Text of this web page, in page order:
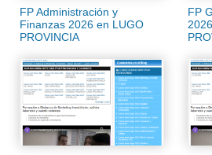
FP Administración y
Finanzas 2026 en LUGO
PROVINCIA
FP